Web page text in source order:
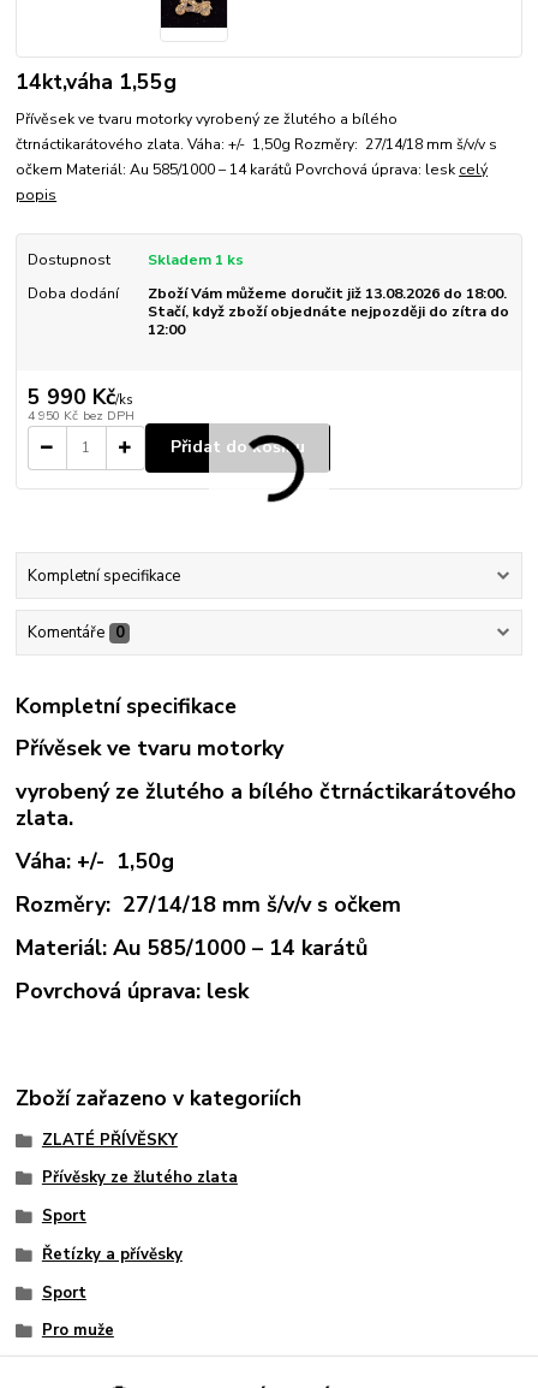
14kt,váha 1,55g
Přívěsek ve tvaru motorky vyrobený ze žlutého a bílého
čtrnáctikarátového zlata. Váha: +/- 1,50g Rozměry: 27/14/18 mm š/v/v s
očkem Materiál: Au 585/1000 – 14 karátů Povrchová úprava: lesk celý
popis
Dostupnost
Skladem 1 ks
Doba dodání
Zboží Vám můžeme doručit již 13.08.2026 do 18:00.
Stačí, když zboží objednáte nejpozději do zítra do
12:00
5 990 Kč/ks
4 950 Kč bez DPH
Přidat do košíku
Kompletní specifikace
Komentáře 0
Kompletní specifikace
Přívěsek ve tvaru motorky
vyrobený ze žlutého a bílého čtrnáctikarátového
zlata.
Váha: +/- 1,50g
Rozměry: 27/14/18 mm š/v/v s očkem
Materiál: Au 585/1000 – 14 karátů
Povrchová úprava: lesk
Zboží zařazeno v kategoriích
ZLATÉ PŘÍVĚSKY
Přívěsky ze žlutého zlata
Sport
Řetízky a přívěsky
Sport
Pro muže